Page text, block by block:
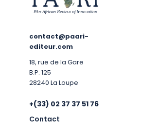
contact@paari-
editeur.com
18, rue de la Gare
B.P. 125
28240 La Loupe
+(33) 02 37 37 51 76
Contact